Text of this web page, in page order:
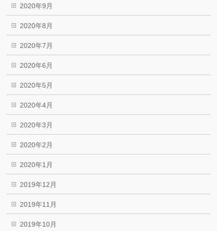
2020年9月
2020年8月
2020年7月
2020年6月
2020年5月
2020年4月
2020年3月
2020年2月
2020年1月
2019年12月
2019年11月
2019年10月